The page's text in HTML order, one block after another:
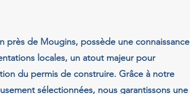
près de Mougins, possède une connaissance
locales, un atout majeur pour
du permis de construire. Grâce à notre
sélectionnées, nous garantissons une